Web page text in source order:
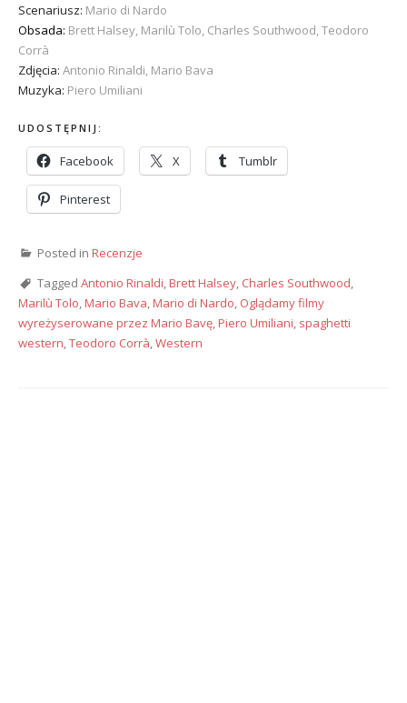
Scenariusz: Mario di Nardo
Obsada: Brett Halsey, Marilù Tolo, Charles Southwood, Teodoro
Corrà
Zdjęcia: Antonio Rinaldi, Mario Bava
Muzyka: Piero Umiliani
UDOSTĘPNIJ:
Facebook X Tumblr
Pinterest
Posted in Recenzje
Tagged Antonio Rinaldi,Brett Halsey, Charles Southwood,
Marilù Tolo,Mario Bava,Mario di Nardo, Oglądamy filmy
wyreżyserowane przez Mario Bavę,Piero Umiliani, spaghetti
western,Teodoro Corrà,Western